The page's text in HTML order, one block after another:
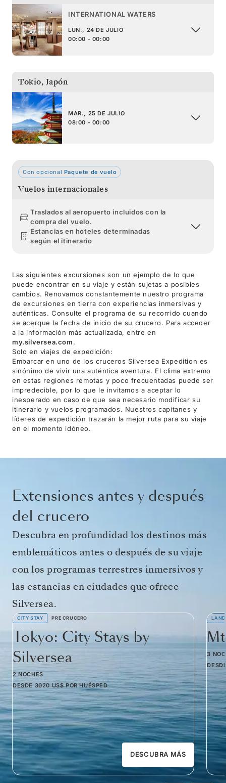
INTERNATIONAL WATERS
LUN., 24 DE JULIO
00:00 - 00:00
Tokio, Japón
MAR., 25 DE JULIO
08:00 - 00:00
Con opcional Paquete de vuelo
Vuelos internacionales
Traslados al aeropuerto incluidos con la
compra del vuelo.
Estancias en hoteles determinadas
según el itinerario
Las siguientes excursiones son un ejemplo de lo que
puede encontrar en su viaje y están sujetas a posibles
cambios. Renovamos constantemente nuestro programa
de excursiones en tierra con experiencias inmersivas y
auténticas. Consulte el programa de su recorrido cuando
se acerque la fecha de inicio de su crucero. Para acceder
a la información más actualizada, entre en
my.silversea.com.
Solo en viajes de expedición:
Embarcar en uno de los cruceros Silversea Expedition es
sinónimo de vivir una auténtica aventura. El clima extremo
en estas regiones remotas y poco frecuentadas puede ser
impredecible, por lo que le invitamos a aceptar lo
inesperado en caso de que sea necesario modificar su
itinerario y vuelos programados. Nuestros capitanes y
líderes de expedición trazarán la mejor ruta para su viaje
en el momento idóneo.
Extensiones antes y después
del crucero
Descubra en profundidad los destinos más
emblemáticos antes o después de su viaje
con los programas terrestres inmersivos y
las estancias en ciudades que ofrece
Silversea.
CITY STAY PRE CRUCERO
Tokyo: City Stays by
Silversea
2 NOCHES
DESDE 3020 US$ POR HUÉSPED
DESCUBRA MÁS
3